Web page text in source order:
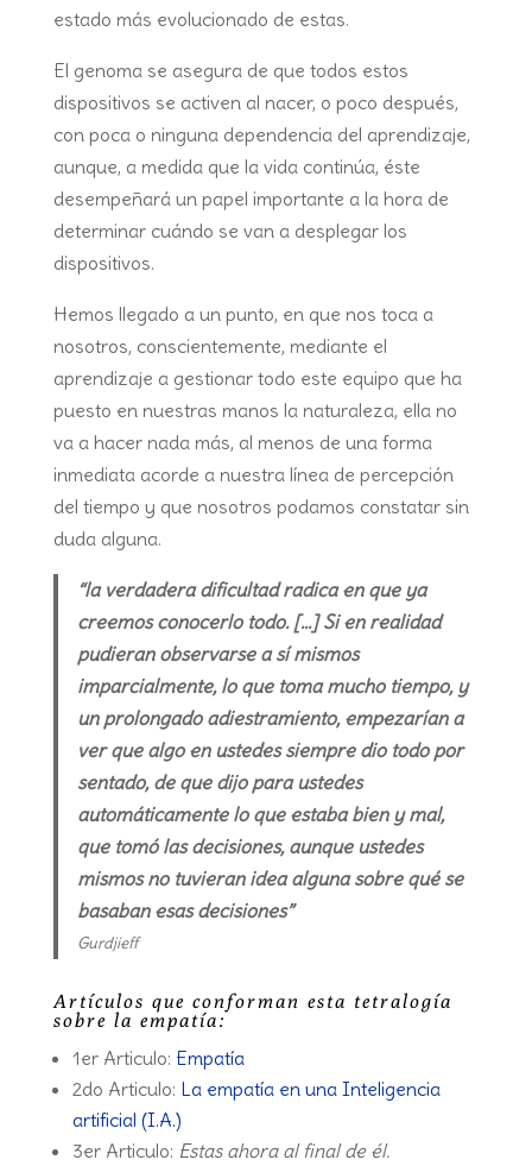
estado más evolucionado de estas.
El genoma se asegura de que todos estos
dispositivos se activen al nacer, o poco después,
con poca o ninguna dependencia del aprendizaje,
aunque, a medida que la vida continúa, éste
desempeñará un papel importante a la hora de
determinar cuándo se van a desplegar los
dispositivos.
Hemos llegado a un punto, en que nos toca a
nosotros, conscientemente, mediante el
aprendizaje a gestionar todo este equipo que ha
puesto en nuestras manos la naturaleza, ella no
va a hacer nada más, al menos de una forma
inmediata acorde a nuestra línea de percepción
del tiempo y que nosotros podamos constatar sin
duda alguna.
“la verdadera dificultad radica en que ya
creemos conocerlo todo. […] Si en realidad
pudieran observarse a sí mismos
imparcialmente, lo que toma mucho tiempo, y
un prolongado adiestramiento, empezarían a
ver que algo en ustedes siempre dio todo por
sentado, de que dijo para ustedes
automáticamente lo que estaba bien y mal,
que tomó las decisiones, aunque ustedes
mismos no tuvieran idea alguna sobre qué se
basaban esas decisiones”
Gurdjieff
Artículos que conforman esta tetralogía
sobre la empatía:
1er Articulo: Empatía
2do Articulo: La empatía en una Inteligencia
artificial (I.A.)
3er Articulo: Estas ahora al final de él.